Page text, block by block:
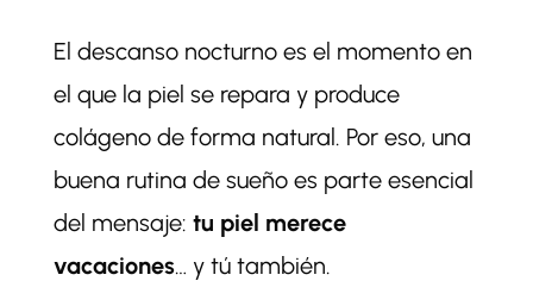
El descanso nocturno es el momento en
el que la piel se repara y produce
colágeno de forma natural. Por eso, una
buena rutina de sueño es parte esencial
del mensaje: tu piel merece
vacaciones… y tú también.